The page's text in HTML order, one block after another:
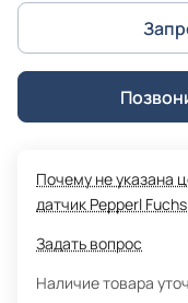
Почему не указана
датчик Pepperl
Задать вопрос
Наличие товара